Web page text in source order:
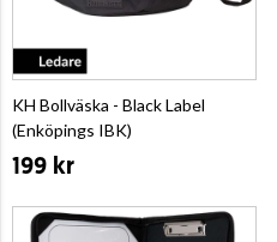
KH Bollväska - Black Label
(Enköpings IBK)
199 kr